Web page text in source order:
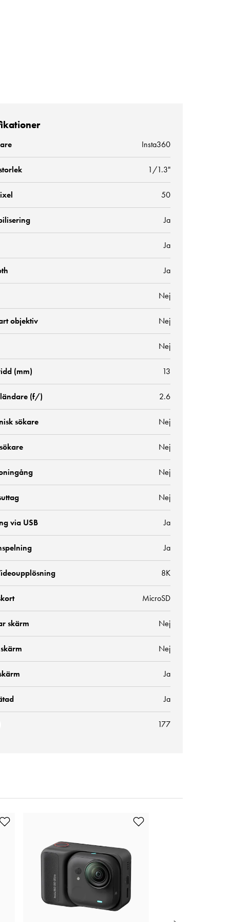
Insta360
1/1.3"
50
Ja
Ja
Ja
Nej
objektiv Nej
Nej
(mm) 13
(f/) 2.6
sökare Nej
Nej
Nej
Nej
via USB Ja
Ja
8K
MicroSD
skärm Nej
Nej
Ja
Ja
177